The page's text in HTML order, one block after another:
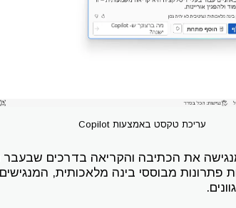
עריכת טקסט באמצעות Copilot
את הכתיבה והקריאה בדרכים שבעבר
פתרונות מבוססי בינה מלאכותית,